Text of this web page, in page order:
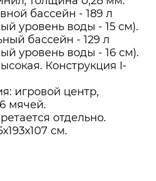
бассейн - 189 л
уровень воды - 15 см).
бассейн - 129 л
уровень воды - 16 см).
Конструкция I-
игровой центр,
мячей.
отдельно.
см.